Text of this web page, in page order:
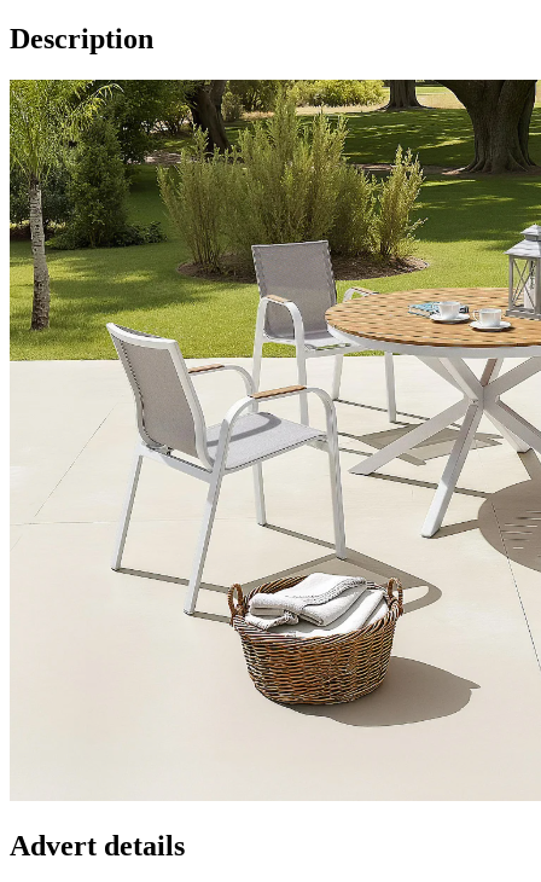
Description
Advert details